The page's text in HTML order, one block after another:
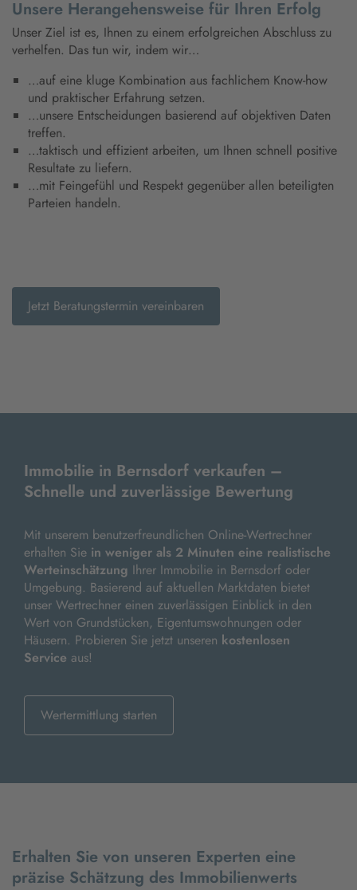
Unsere Herangehensweise für Ihren Erfolg
Unser Ziel ist es, Ihnen zu einem erfolgreichen Abschluss zu
verhelfen. Das tun wir, indem wir…
…auf eine kluge Kombination aus fachlichem Know-how
und praktischer Erfahrung setzen.
…unsere Entscheidungen basierend auf objektiven Daten
treffen.
…taktisch und effizient arbeiten, um Ihnen schnell positive
Resultate zu liefern.
…mit Feingefühl und Respekt gegenüber allen beteiligten
Parteien handeln.
Jetzt Beratungstermin vereinbaren
Immobilie in Bernsdorf verkaufen –
Schnelle und zuverlässige Bewertung
Mit unserem benutzerfreundlichen Online-Wertrechner
erhalten Sie in weniger als 2 Minuten eine realistische
Werteinschätzung Ihrer Immobilie in Bernsdorf oder
Umgebung. Basierend auf aktuellen Marktdaten bietet
unser Wertrechner einen zuverlässigen Einblick in den
Wert von Grundstücken, Eigentumswohnungen oder
Häusern. Probieren Sie jetzt unseren kostenlosen
Service aus!
Wertermittlung starten
Erhalten Sie von unseren Experten eine
präzise Schätzung des Immobilienwerts